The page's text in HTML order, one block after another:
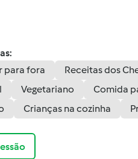
para fora
Receitas dos
Vegetariano Comida
Crianças na cozinha